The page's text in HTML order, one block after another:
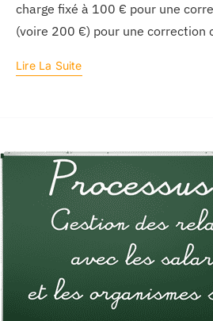
charge fixé à 100 € pour une
(voire 200 €) pour une correction
Lire La Suite